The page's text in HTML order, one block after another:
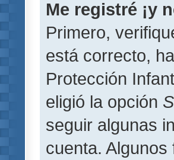
Me registré ¡y
Primero,
está correcto,
Protección
eligió la opción
seguir algunas
cuenta.